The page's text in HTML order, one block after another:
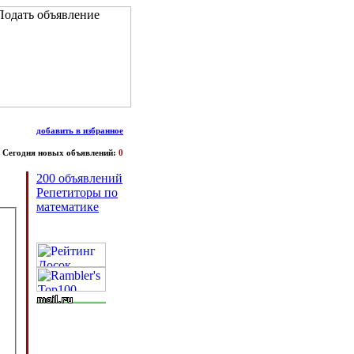
добавить в избранное
Сегодня новых объявлений: 0
200 объявлений
Репетиторы по
математике